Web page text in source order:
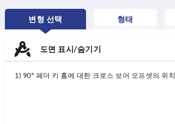
변형 선택
CURRENT
형태
도면 표시/숨기기
1) 90° 페더 키 홈에 대한 크로스 보어 오프셋의 위치